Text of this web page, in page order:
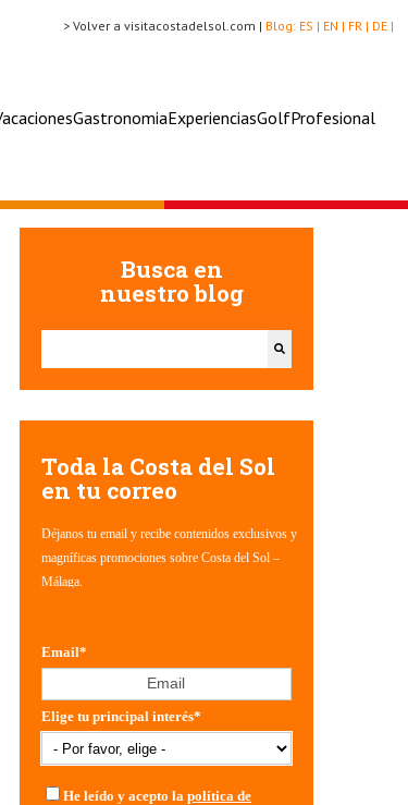
DE |
FR |
EN |
ES |
Blog:
> Volver a visitacostadelsol.com |
GastronomiaExperienciasGolfProfesional
Busca en
nuestro blog
Esto es un campo de búsqueda con una función de
Toda la Costa del Sol
en tu correo
Déjanos tu email y recibe contenidos exclusivos y
magníficas promociones sobre Costa del Sol –
Málaga.
Email*
Elige tu principal interés*
He leído y acepto la política de